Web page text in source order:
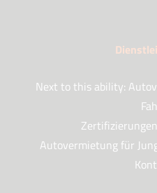
Next to this ability:
Autovermietung für